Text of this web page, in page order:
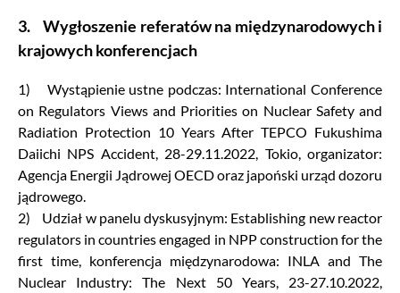
3. Wygłoszenie referatów na międzynarodowych i
krajowych konferencjach
1) Wystąpienie ustne podczas: International Conference
on Regulators Views and Priorities on Nuclear Safety and
Radiation Protection 10 Years After TEPCO Fukushima
Daiichi NPS Accident, 28-29.11.2022, Tokio, organizator:
Agencja Energii Jądrowej OECD oraz japoński urząd dozoru
jądrowego.
2) Udział w panelu dyskusyjnym: Establishing new reactor
regulators in countries engaged in NPP construction for the
first time, konferencja międzynarodowa: INLA and The
Nuclear Industry: The Next 50 Years, 23-27.10.2022,